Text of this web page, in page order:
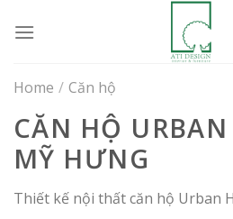
Home / Căn hộ
CĂN HỘ
MỸ HƯNG
Thiết kế nội thất căn hộ Urban